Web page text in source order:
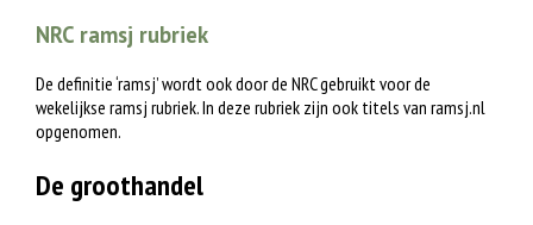
NRC ramsj rubriek
De definitie ‘ramsj’ wordt ook door de NRC gebruikt voor de
wekelijkse ramsj rubriek. In deze rubriek zijn ook titels van ramsj.nl
opgenomen.
De groothandel